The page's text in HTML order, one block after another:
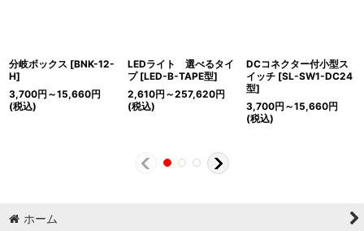
分岐ボックス [BNK-12-
H]
3,700円 ～15,660円
(税込)
LEDライト 選べるタイ
プ [LED-B-TAPE型]
2,610円 ～257,620円
(税込)
DCコネクター付小型ス
イッチ [SL-SW1-DC24
型]
3,700円 ～15,660円
(税込)
ホーム